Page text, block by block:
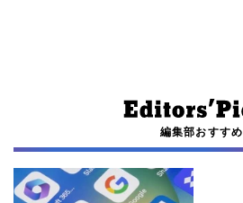
編集部おすすめ